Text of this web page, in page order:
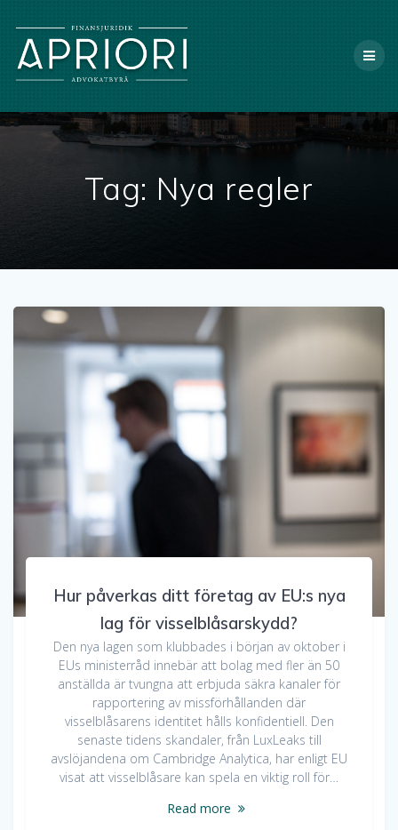
Tag: Nya regler
Hur påverkas ditt företag av EU:s nya
lag för visselblåsarskydd?
Den nya lagen som klubbades i början av oktober i
EUs ministerråd innebär att bolag med fler än 50
anställda är tvungna att erbjuda säkra kanaler för
rapportering av missförhållanden där
visselblåsarens identitet hålls konfidentiell. Den
senaste tidens skandaler, från LuxLeaks till
avslöjandena om Cambridge Analytica, har enligt EU
visat att visselblåsare kan spela en viktig roll för…
Read more